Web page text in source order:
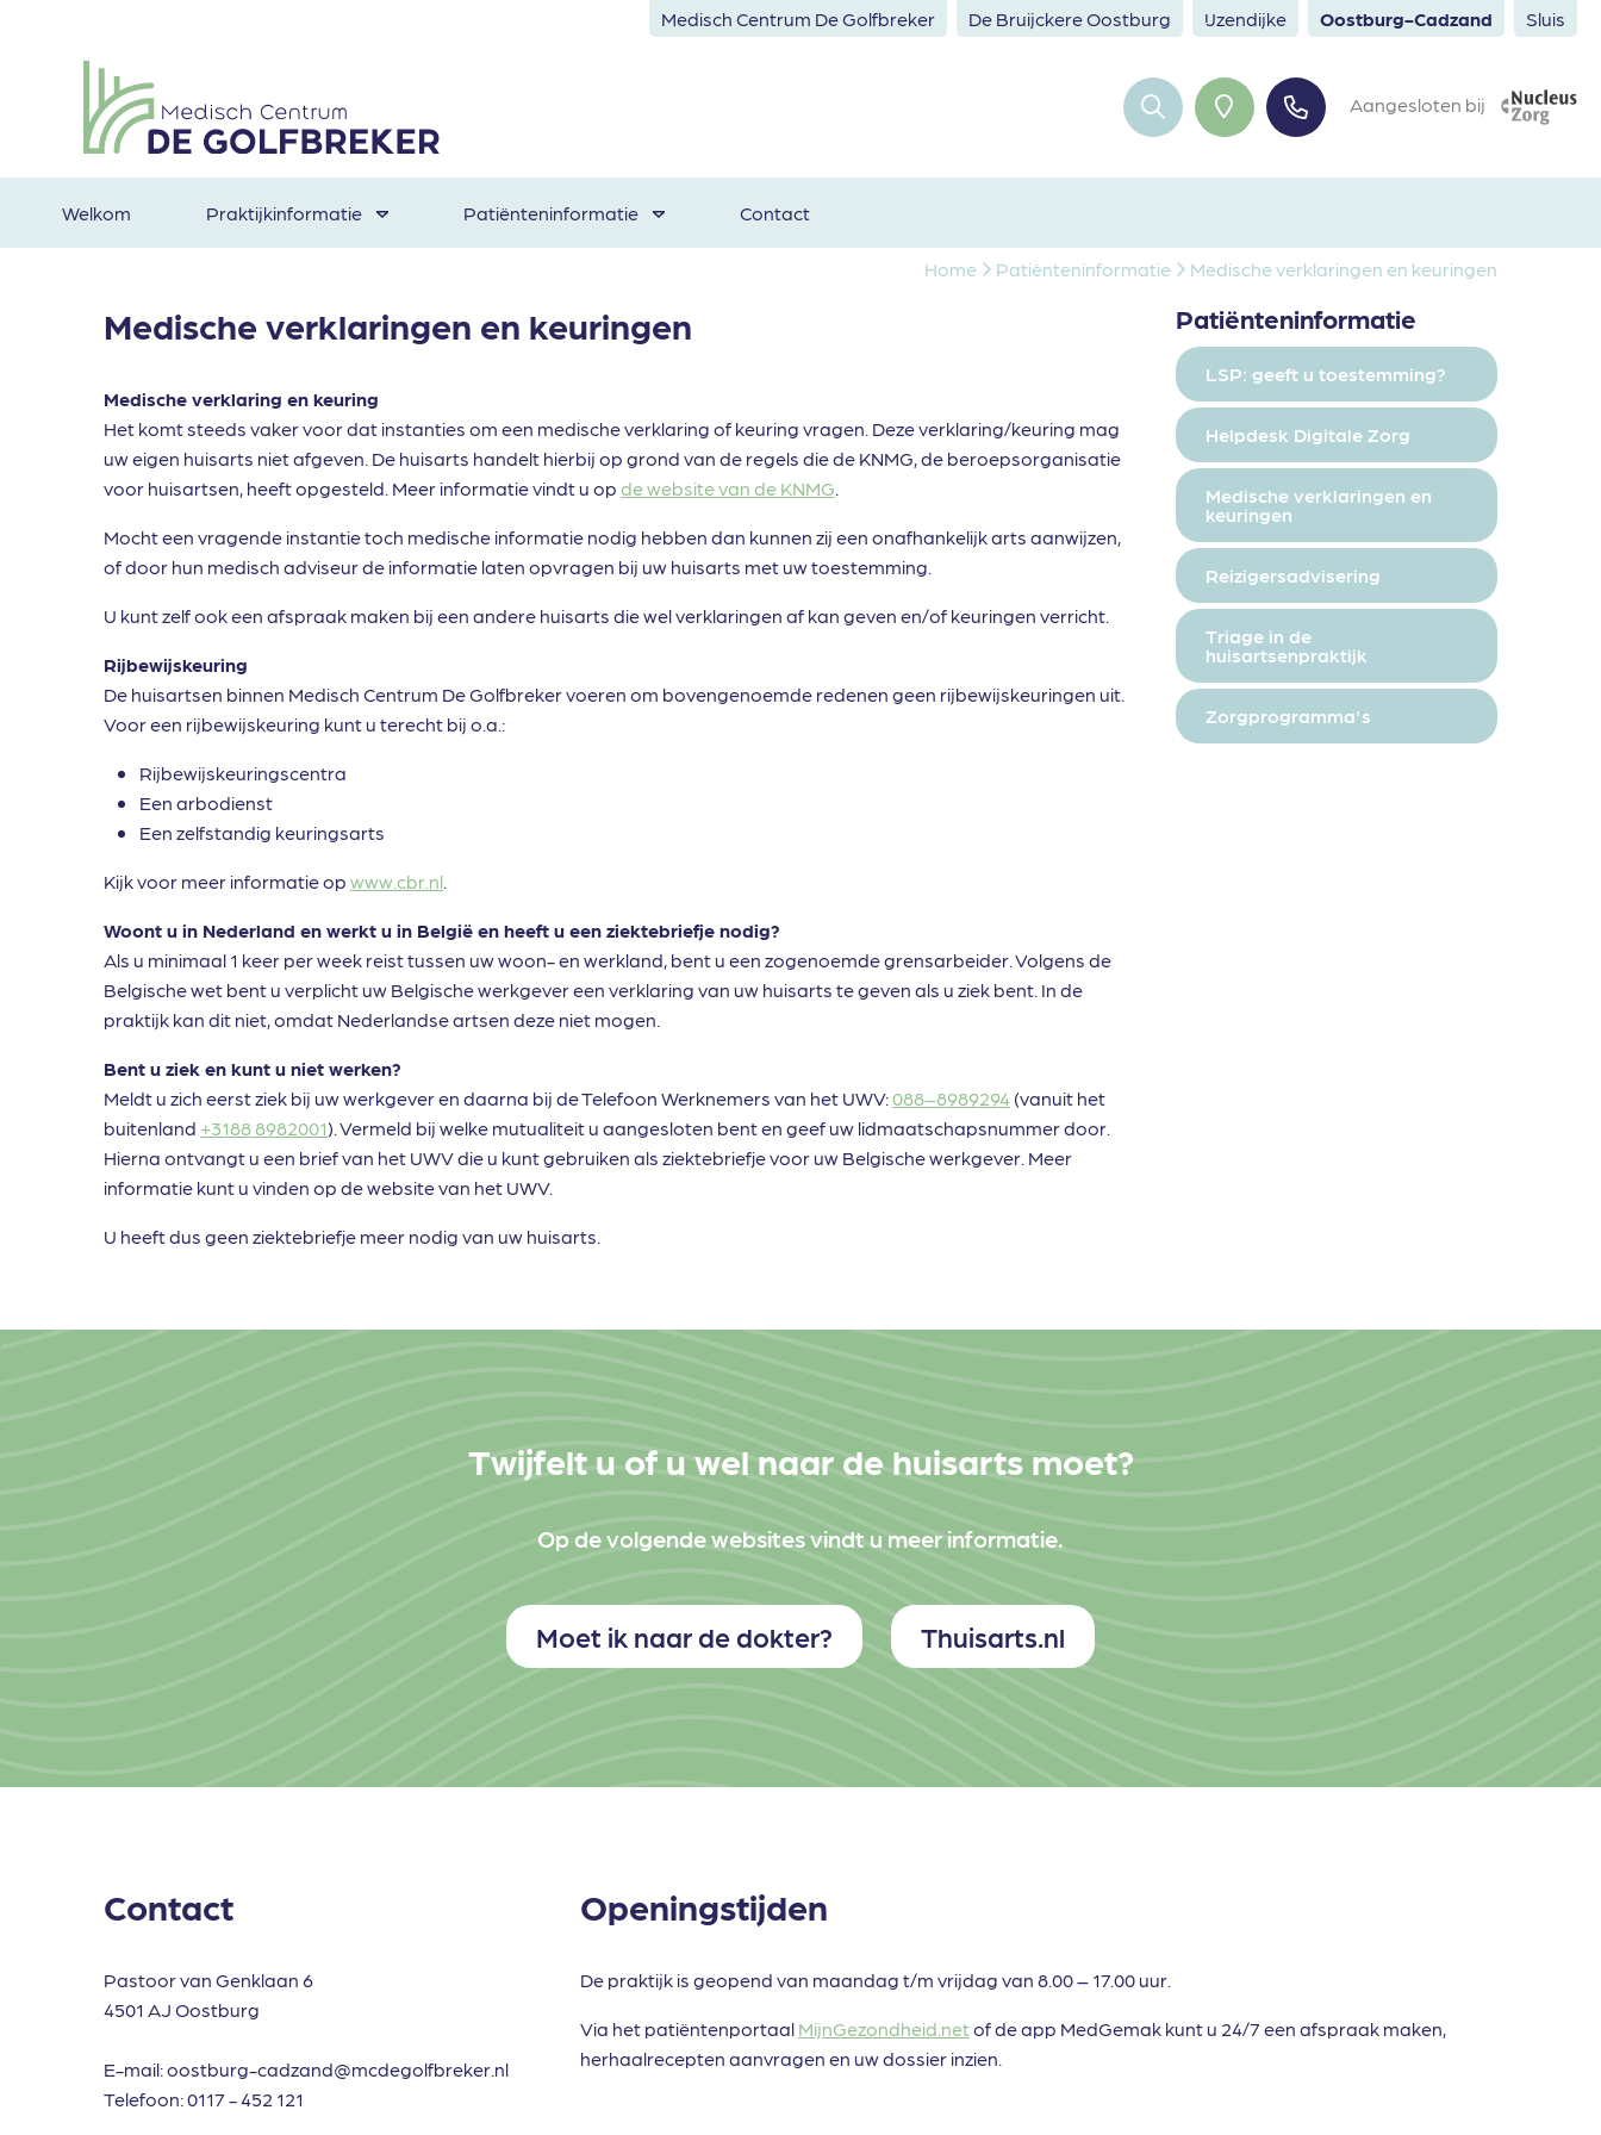
Medisch Centrum De Golfbreker De Bruijckere Oostburg IJzendijke Oostburg-Cadzand Sluis
Aangesloten bij
Welkom Praktijkinformatie Patiënteninformatie Contact
Home Patiënteninformatie Medische verklaringen en keuringen
Medische verklaringen en keuringen
Medische verklaring en keuring
Het komt steeds vaker voor dat instanties om een medische verklaring of keuring vragen. Deze verklaring/keuring mag
uw eigen huisarts niet afgeven. De huisarts handelt hierbij op grond van de regels die de KNMG, de beroepsorganisatie
voor huisartsen, heeft opgesteld. Meer informatie vindt u opde website van de KNMG.
Mocht een vragende instantie toch medische informatie nodig hebben dan kunnen zij een onafhankelijk arts aanwijzen,
of door hun medisch adviseur de informatie laten opvragen bij uw huisarts met uw toestemming.
U kunt zelf ook een afspraak maken bij een andere huisarts die wel verklaringen af kan geven en/of keuringen verricht.
Rijbewijskeuring
De huisartsen binnen Medisch Centrum De Golfbreker voeren om bovengenoemde redenen geen rijbewijskeuringen uit.
Voor een rijbewijskeuring kunt u terecht bij o.a.:
Rijbewijskeuringscentra
Een arbodienst
Een zelfstandig keuringsarts
Kijk voor meer informatie opwww.cbr.nl.
Woont u in Nederland en werkt u in België en heeft u een ziektebriefje nodig?
Als u minimaal 1 keer per week reist tussen uw woon- en werkland, bent u een zogenoemde grensarbeider. Volgens de
Belgische wet bent u verplicht uw Belgische werkgever een verklaring van uw huisarts te geven als u ziek bent. In de
praktijk kan dit niet, omdat Nederlandse artsen deze niet mogen.
Bent u ziek en kunt u niet werken?
Meldt u zich eerst ziek bij uw werkgever en daarna bij de Telefoon Werknemers van het UWV:088–8989294(vanuit het
buitenland +3188 8982001). Vermeld bij welke mutualiteit u aangesloten bent en geef uw lidmaatschapsnummer door.
Hierna ontvangt u een brief van het UWV die u kunt gebruiken als ziektebriefje voor uw Belgische werkgever. Meer
informatie kunt u vinden op de website van het UWV.
U heeft dus geen ziektebriefje meer nodig van uw huisarts.
Patiënteninformatie
LSP: geeft u toestemming?
Helpdesk Digitale Zorg
Medische verklaringen en
keuringen
Reizigersadvisering
Triage in de
huisartsenpraktijk
Zorgprogramma's
Twijfelt u of u wel naar de huisarts moet?
Op de volgende websites vindt u meer informatie.
Moet ik naar de dokter? Thuisarts.nl
Contact
Pastoor van Genklaan 6
4501 AJ Oostburg
E-mail:oostburg-cadzand@mcdegolfbreker.nl
Telefoon:0117 - 452 121
Openingstijden
De praktijk is geopend van maandag t/m vrijdag van 8.00 – 17.00 uur.
Via het patiëntenportaalMijnGezondheid.netof de app MedGemak kunt u 24/7 een afspraak maken,
herhaalrecepten aanvragen en uw dossier inzien.